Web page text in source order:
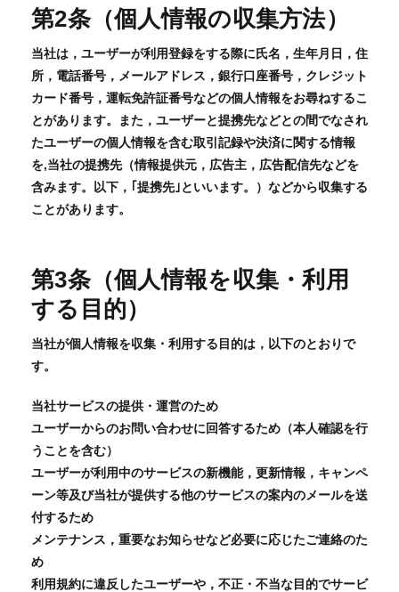
第2条（個人情報の収集方法）
当社は，ユーザーが利用登録をする際に氏名，生年月日，住
所，電話番号，メールアドレス，銀行口座番号，クレジット
カード番号，運転免許証番号などの個人情報をお尋ねするこ
とがあります。また，ユーザーと提携先などとの間でなされ
たユーザーの個人情報を含む取引記録や決済に関する情報
を,当社の提携先（情報提供元，広告主，広告配信先などを
含みます。以下，｢提携先｣といいます。）などから収集する
ことがあります。
第3条（個人情報を収集・利用
する目的）
当社が個人情報を収集・利用する目的は，以下のとおりで
す。
当社サービスの提供・運営のため
ユーザーからのお問い合わせに回答するため（本人確認を行
うことを含む）
ユーザーが利用中のサービスの新機能，更新情報，キャンペ
ーン等及び当社が提供する他のサービスの案内のメールを送
付するため
メンテナンス，重要なお知らせなど必要に応じたご連絡のた
め
利用規約に違反したユーザーや，不正・不当な目的でサービ